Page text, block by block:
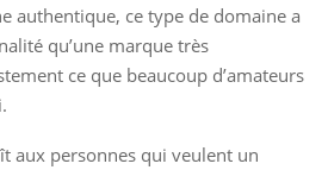
authentique, ce type de domaine a
qu’une marque très
ce que beaucoup d’amateurs
aux personnes qui veulent un